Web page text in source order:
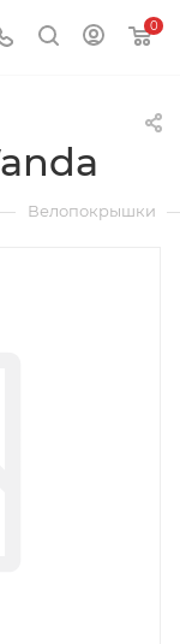
0
Велопокрышки